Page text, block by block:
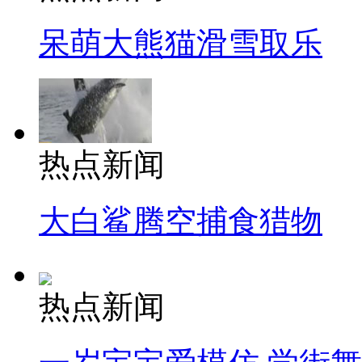
呆萌大熊猫滑雪取乐
热点新闻
大白鲨腾空捕食猎物
热点新闻